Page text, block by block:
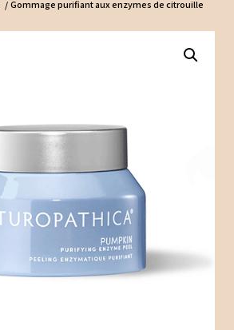
/ Gommage purifiant aux enzymes de citrouille